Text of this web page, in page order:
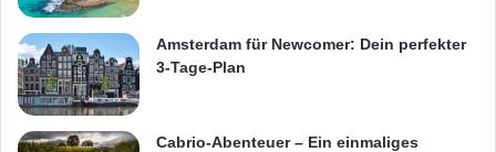
Amsterdam für Newcomer: Dein perfekter
3-Tage-Plan
Cabrio-Abenteuer – Ein einmaliges